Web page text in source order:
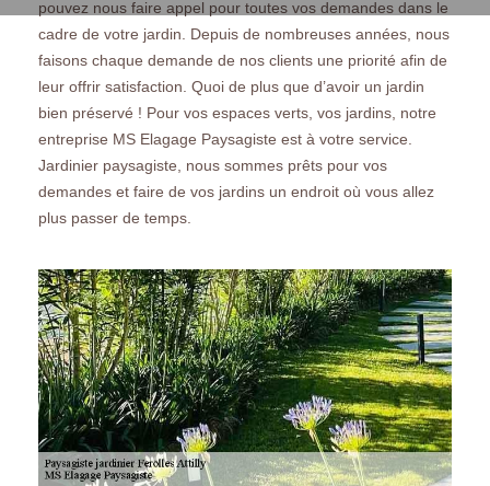
pouvez nous faire appel pour toutes vos demandes dans le
cadre de votre jardin. Depuis de nombreuses années, nous
faisons chaque demande de nos clients une priorité afin de
leur offrir satisfaction. Quoi de plus que d’avoir un jardin
bien préservé ! Pour vos espaces verts, vos jardins, notre
entreprise MS Elagage Paysagiste est à votre service.
Jardinier paysagiste, nous sommes prêts pour vos
demandes et faire de vos jardins un endroit où vous allez
plus passer de temps.